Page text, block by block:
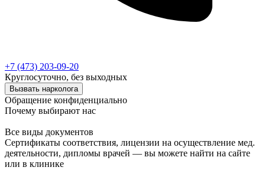
+7 (473) 203-09-20
Круглосуточно, без выходных
Вызвать нарколога
Обращение конфиденциально
Почему выбирают нас
Все виды документов
Сертификаты соответствия, лицензии на осуществление мед.
деятельности, дипломы врачей — вы можете найти на сайте
или в клинике